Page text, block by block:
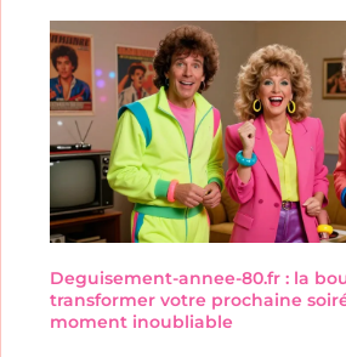
Deguisement-annee-80.fr : la
transformer votre prochaine
moment inoubliable